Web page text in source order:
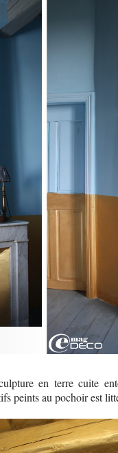
en terre cuite
peints au pochoir est